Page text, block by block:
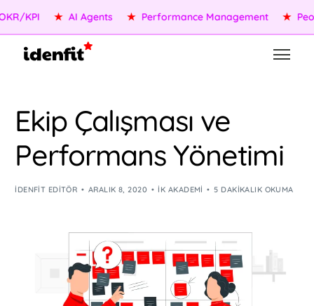
KPI ★ AI Agents ★ Performance Management ★
Ekip Çalışması ve
Performans Yönetimi
IDENFIT EDITÖR ARALIK 8, 2020 İK AKADEMI 5 DAKIKALIK OKUMA